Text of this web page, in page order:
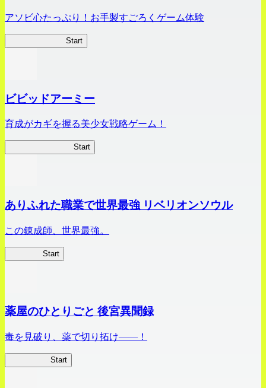
アソビ心たっぷり！お手製すごろくゲーム体験
Start
ビビッドアーミー
育成がカギを握る美少女戦略ゲーム！
Start
ありふれた職業で世界最強 リベリオンソウル
この錬成師、世界最強。
Start
薬屋のひとりごと 後宮異聞録
毒を見破り、薬で切り拓け――！
Start